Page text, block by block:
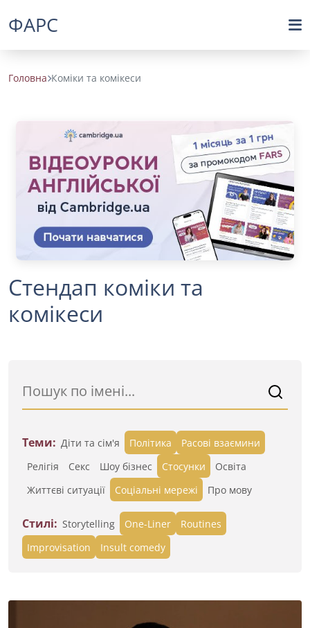
ФАРС
Головна Коміки та комікеси
Стендап коміки та
комікеси
Теми: Діти та сім'я Політика
Расові взаємини
Релігія
Секс Шоу бізнес Стосунки
Освіта
Життєві ситуації
Cоціальні мережі Про мову
Стилі: Storytelling One-Liner
Routines
Improvisation
Insult comedy